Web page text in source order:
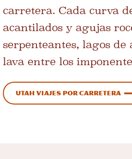
carretera. Cada curva
acantilados y agujas
serpenteantes, lagos
lava entre los
Utah Viajes por carretera